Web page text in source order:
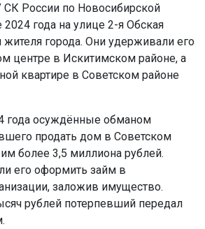
России по Новосибирской
года на улице 2-я Обская
города. Они удерживали его
центре в Искитимском районе, а
квартире в Советском районе
года осуждённые обманом
продать дом в Советском
более 3,5 миллиона рублей.
его оформить займ в
заложив имущество.
рублей потерпевший передал